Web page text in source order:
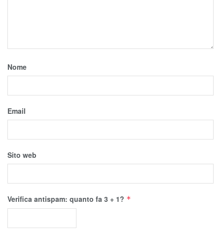
Nome
Email
Sito web
Verifica antispam: quanto fa 3 + 1? *